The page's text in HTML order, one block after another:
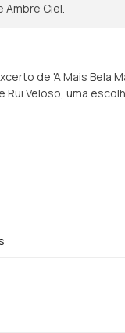
Ambre Ciel.
de 'A Mais Bela
Rui Veloso, uma